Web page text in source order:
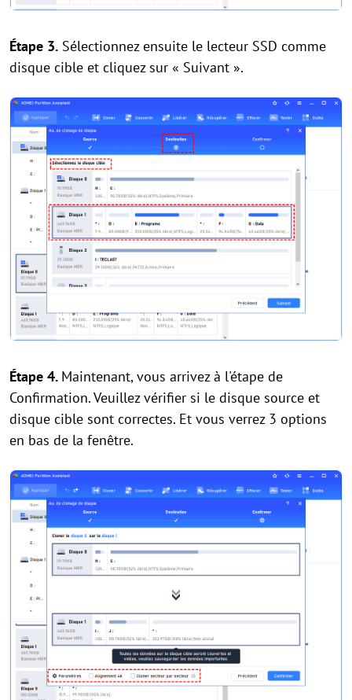
Étape 3. Sélectionnez ensuite le lecteur SSD comme
disque cible et cliquez sur « Suivant ».
Étape 4. Maintenant, vous arrivez à l'étape de
Confirmation. Veuillez vérifier si le disque source et
disque cible sont correctes. Et vous verrez 3 options
en bas de la fenêtre.